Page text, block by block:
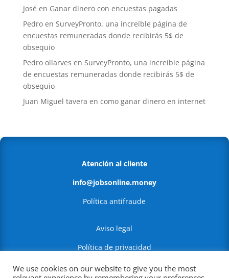
José en Ganar dinero con encuestas pagadas
Pedroen SurveyPronto, una increíble página de
encuestas remuneradas donde recibirás 5$ de
obsequio
Pedro ollarves en SurveyPronto, una increíble página
de encuestas remuneradas donde recibirás 5$ de
obsequio
Juan Miguel tavera en como ganar dinero en internet
Atención al cliente
info@jobsonline.money
Política antifraude
Aviso legal
Política de privacidad
Política de Cookies
We use cookies on our website to give you the most